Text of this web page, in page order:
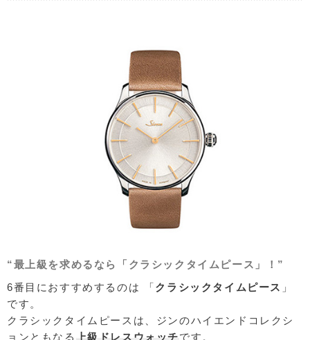
“最上級を求めるなら「クラシックタイムピース」！”
6番目におすすめするのは 「クラシックタイムピース 」
です。
クラシックタイムピースは、ジンのハイエンドコレクシ
ョンともなる
上級ドレスウォッチです。